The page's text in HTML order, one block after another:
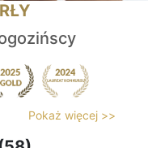
Pokaż więcej >>